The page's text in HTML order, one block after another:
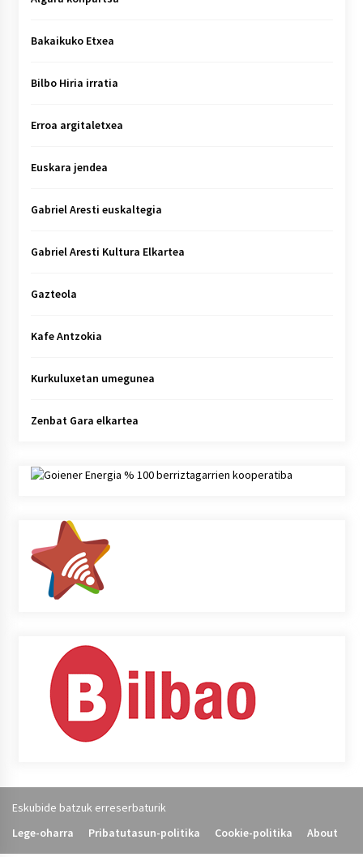
Bakaikuko Etxea
Bilbo Hiria irratia
Erroa argitaletxea
Euskara jendea
Gabriel Aresti euskaltegia
Gabriel Aresti Kultura Elkartea
Gazteola
Kafe Antzokia
Kurkuluxetan umegunea
Zenbat Gara elkartea
Eskubide batzuk erreserbaturik
Lege-oharra
Pribatutasun-politika Cookie-politika About